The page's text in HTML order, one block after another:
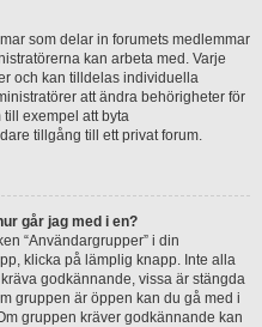
som delar in forumets medlemmar
kan arbeta med. Varje
och kan tilldelas individuella
att ändra behörigheter för
exempel att byta
tillgång till ett privat forum.
går jag med i en?
“Användargrupper” i din
klicka på lämplig knapp. Inte alla
godkännande, vissa är stängda
gruppen är öppen kan du gå med i
gruppen kräver godkännande kan